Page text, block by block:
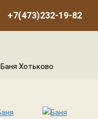
+7(473)232-19-82
Баня Хотьково